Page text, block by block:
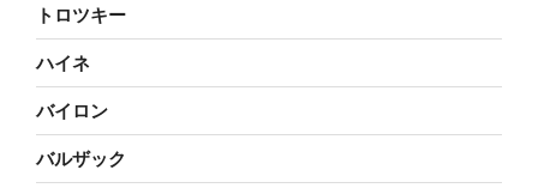
トロツキー
ハイネ
バイロン
バルザック